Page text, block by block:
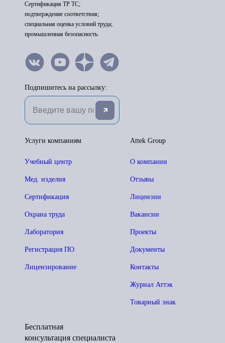
Сертификация ТР ТС;
подтверждение соответствия;
специальная оценка условий труда;
промышленная безопасность.
Подпишитесь на рассылку:
Attek Group
О компании
Отзывы
Лицензии
Вакансии
Проекты
Документы
Контакты
Журнал Аттэк
Товарный знак
Услуги компаниям
Учебный центр
Мед. изделия
Сертификация
Охрана труда
Лаборатория
Регистрация ПО
Лицензирование
Бесплатная
консультация специалиста